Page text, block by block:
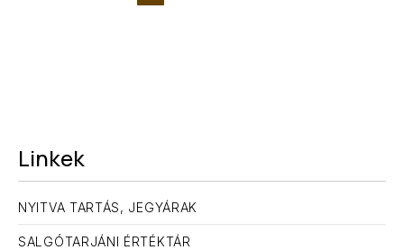
Linkek
NYITVA TARTÁS, JEGYÁRAK
SALGÓTARJÁNI ÉRTÉKTÁR